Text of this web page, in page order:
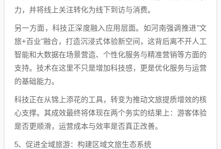
力，并将线上关注转化为线下到访与消费。
另一方面，科技正深度融入应用层面。如河南强调推进"文
旅+百业"融合，打造沉浸式体验新空间，这背后离不开人工
智能和大数据在场景营造、个性化服务与精准营销等方面的
支持。技术在这里不只是增加科技感，更是优化服务与运营
的基础能力。
科技正在从锦上添花的工具，转变为推动文旅提质增效的核
心支撑。其成效最终将体现在两个务实的结果上：游客体验
是否更顺滑，运营成本与效率是否真正改善。
5、促进全域旅游：构建区域文旅生态系统